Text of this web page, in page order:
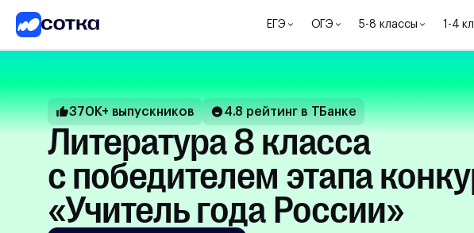
ЕГЭ ОГЭ 5-8 классы 1-4
Другие
направления
О
5-8
классы
1-4
370К+ выпускников 4.8 рейтинг в ТБанке
литература 8 класса
с победителем этапа
«Учитель года России»